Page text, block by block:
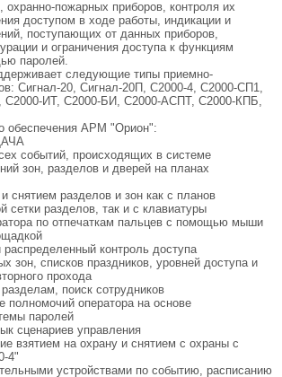
пожарных приборов, контроля их
доступом в ходе работы, индикации и
поступающих от данных приборов,
и ограничения доступа к функциям
паролей.
следующие типы приемно-
Сигнал-20, Сигнал-20П, С2000-4, С2000-СП1,
С2000-ИТ, С2000-БИ, С2000-АСПТ, С2000-КПБ,
обеспечения АРМ "Орион":
событий, происходящих в системе
зон, разделов и дверей на планах
снятием разделов и зон как с планов
сетки разделов, так и с клавиатуры
по отпечаткам пальцев с помощью мыши
контроль доступа
зон, списков праздников, уровней доступа и
прохода
поиск сотрудников
полномочий оператора на основе
паролей
сценариев управления
взятием на охрану и снятием с охраны с
4"
устройствами по событию, расписанию